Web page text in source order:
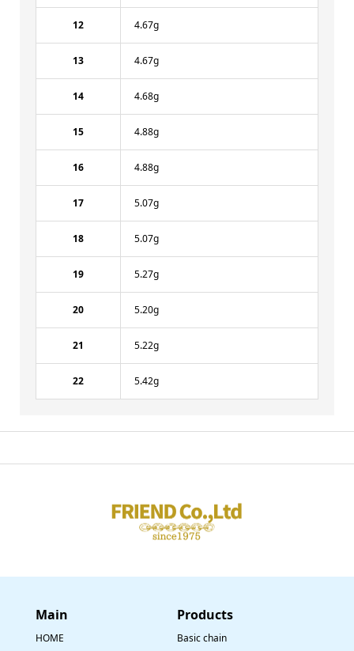
12 4.67g
13 4.67g
14 4.68g
15 4.88g
16 4.88g
17 5.07g
18 5.07g
19 5.27g
20 5.20g
21 5.22g
22 5.42g
Main
HOME
​Products
Basic chain